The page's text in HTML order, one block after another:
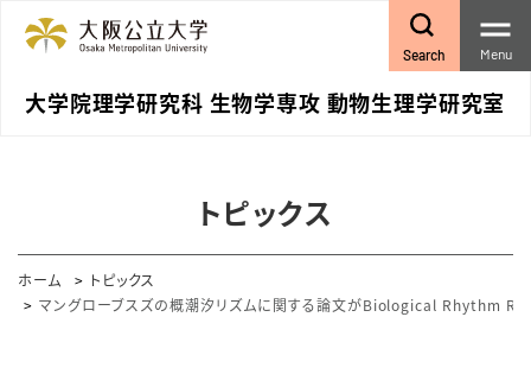
大学院理学研究科 生物学専攻 動物生理学研究室
Search Menu
トピックス
ホーム
トピックス
マングローブスズの概潮汐リズムに関する論文がBiological Rhythm